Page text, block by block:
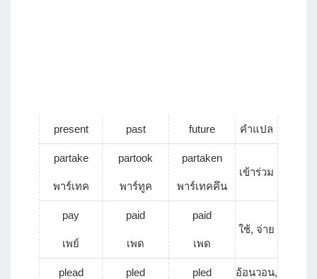
present past future คำแปล
partake
พาร์เทค
partook
พาร์ทูค
partaken
พาร์เทคคึน
เข้าร่วม
pay
เพย์
paid
เพด
paid
เพด
ใช้, จ่าย
plead pled pled อ้อนวอน,